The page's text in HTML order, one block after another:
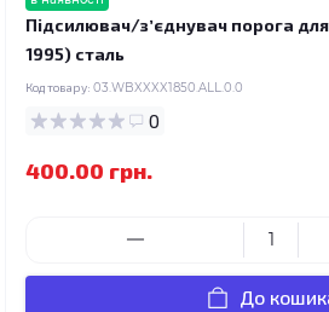
Підсилювач/зʼєднувач порога
1995) сталь
Код товару: 03.WBXXXX1850.ALL.0.0
0
400.00 грн.
До